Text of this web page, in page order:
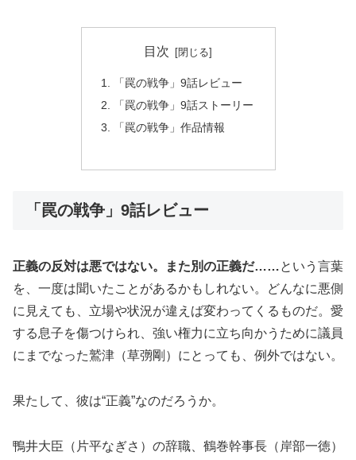
目次
「罠の戦争」9話レビュー
「罠の戦争」9話ストーリー
「罠の戦争」作品情報
「罠の戦争」9話レビュー
正義の反対は悪ではない。また別の正義だ……という言葉
を、一度は聞いたことがあるかもしれない。どんなに悪側
に見えても、立場や状況が違えば変わってくるものだ。愛
する息子を傷つけられ、強い権力に立ち向かうために議員
にまでなった鷲津（草彅剛）にとっても、例外ではない。
果たして、彼は“正義”なのだろうか。
鴨井大臣（片平なぎさ）の辞職、鶴巻幹事長（岸部一徳）